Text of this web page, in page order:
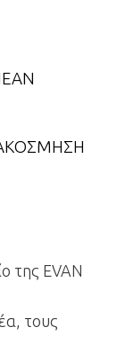
της EVAN
τους